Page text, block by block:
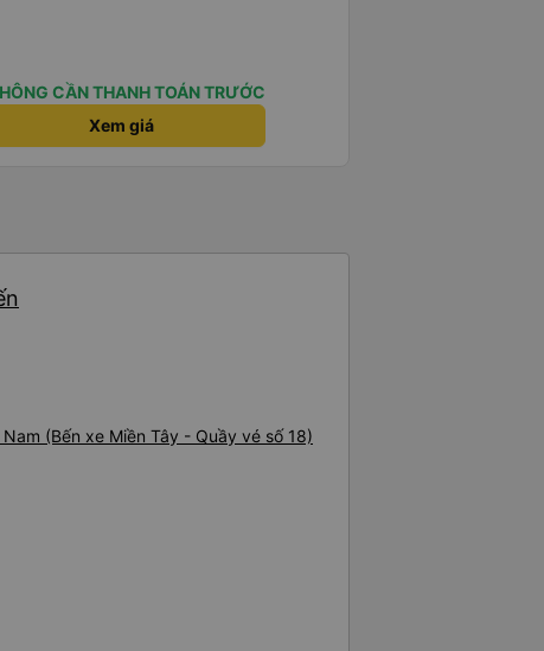
CẦN THANH TOÁN TRƯỚC
Xem giá
(Bến xe Miền Tây - Quầy vé số 18)